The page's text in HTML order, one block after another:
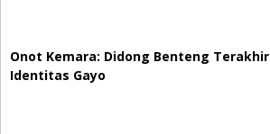
Onot Kemara: Didong Benteng Terakhir
Identitas Gayo